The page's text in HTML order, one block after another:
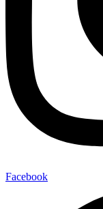
Facebook